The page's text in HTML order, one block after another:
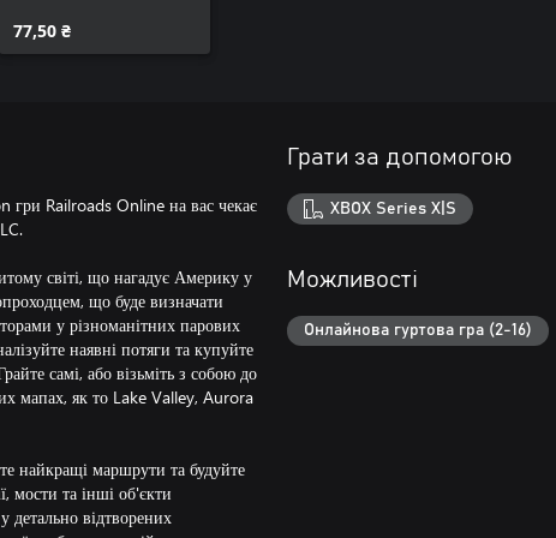
77,50 ₴
гри Railroads Online на вас чекає
світі, що нагадує Америку у
що буде визначати
у різноманітних парових
наявні потяги та купуйте
самі, або візьміть з собою до
мапах, як то Lake Valley, Aurora
найкращі маршрути та будуйте
мости та інші об'єкти
детально відтворених
Грати за допомогою
XBOX Series X|S
Можливості
Онлайнова гуртова гра (2-16)